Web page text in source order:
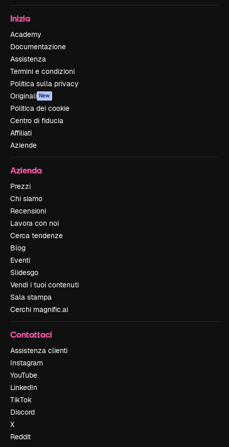
Inizia
Academy
Documentazione
Assistenza
Termini e condizioni
Politica sulla privacy
Originali New
Politica dei cookie
Centro di fiducia
Affiliati
Aziende
Azienda
Prezzi
Chi siamo
Recensioni
Lavora con noi
Cerca tendenze
Blog
Eventi
Slidesgo
Vendi i tuoi contenuti
Sala stampa
Cerchi magnific.ai
Contattaci
Assistenza clienti
Instagram
YouTube
LinkedIn
TikTok
Discord
X
Reddit